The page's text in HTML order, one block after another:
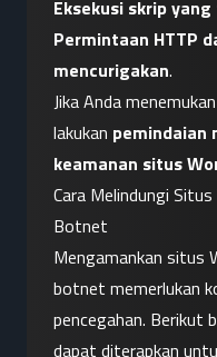
Eksekusi skrip
Permintaan HTTP
mencurigakan.
Jika Anda
lakukan pemindaian
keamanan situs
Cara Melindungi
Botnet
Mengamankan situs
botnet memerlukan
pencegahan. Berikut
dapat diterapkan